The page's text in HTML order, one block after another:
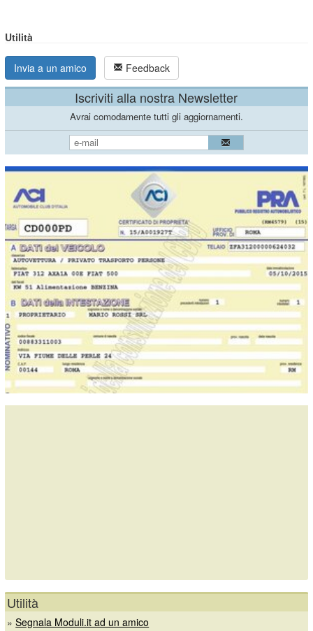
Utilità
Invia a un amico Feedback
Iscriviti alla nostra Newsletter
Avrai comodamente tutti gli aggiornamenti.
Utilità
»Segnala Moduli.it ad un amico